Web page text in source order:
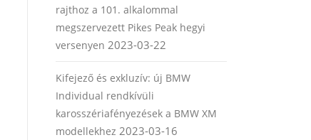
rajthoz a 101. alkalommal
megszervezett Pikes Peak hegyi
versenyen 2023-03-22
Kifejező és exkluzív: új BMW
Individual rendkívüli
karosszériafényezések a BMW XM
modellekhez 2023-03-16